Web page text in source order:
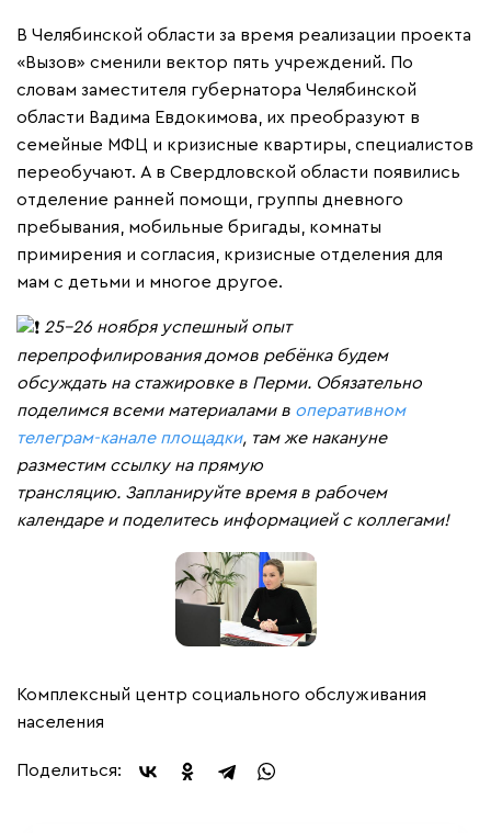
В Челябинской области за время реализации проекта
«Вызов» сменили вектор пять учреждений. По
словам заместителя губернатора Челябинской
области Вадима Евдокимова, их преобразуют в
семейные МФЦ и кризисные квартиры, специалистов
переобучают. А в Свердловской области появились
отделение ранней помощи, группы дневного
пребывания, мобильные бригады, комнаты
примирения и согласия, кризисные отделения для
мам с детьми и многое другое.
25-26 ноября успешный опыт
перепрофилирования домов ребёнка будем
обсуждать на стажировке в Перми. Обязательно
поделимся всеми материалами в оперативном
телеграм-канале площадки, там же накануне
разместим ссылку на прямую
трансляцию. Запланируйте время в рабочем
календаре и поделитесь информацией с коллегами!
Комплексный центр социального обслуживания
населения
Поделиться: